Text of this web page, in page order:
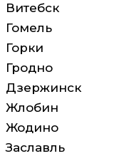
Витебск
Гомель
Горки
Гродно
Дзержинск
Жлобин
Жодино
Заславль